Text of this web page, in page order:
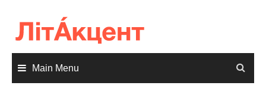
content
Main Menu